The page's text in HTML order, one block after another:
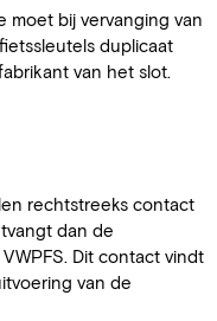
moet bij vervanging van
duplicaat
van het slot.
rechtstreeks contact
dan de
Dit contact vindt
van de